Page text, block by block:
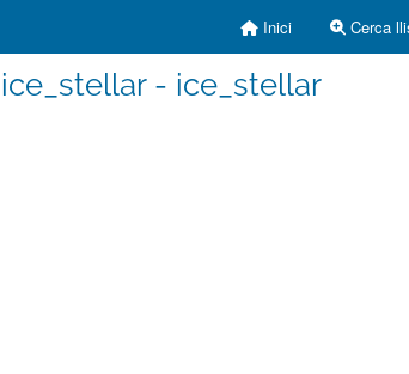
Inici Cerca
ice_stellar - ice_stellar